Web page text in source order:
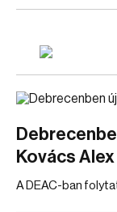
Kovács Alex
A DEAC-ban